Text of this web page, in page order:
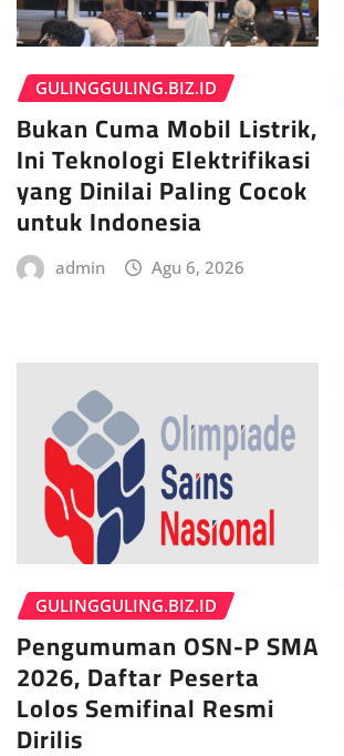
GULINGGULING.BIZ.ID
Bukan Cuma Mobil Listrik,
Ini Teknologi Elektrifikasi
yang Dinilai Paling Cocok
untuk Indonesia
admin Agu 6, 2026
GULINGGULING.BIZ.ID
Pengumuman OSN-P SMA
2026, Daftar Peserta
Lolos Semifinal Resmi
Dirilis